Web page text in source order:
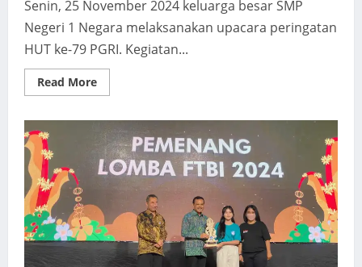
Senin, 25 November 2024 keluarga besar SMP
Negeri 1 Negara melaksanakan upacara peringatan
HUT ke-79 PGRI. Kegiatan...
Read MoreRead
more
Peringatan
HUT
ke-
79
PGRI